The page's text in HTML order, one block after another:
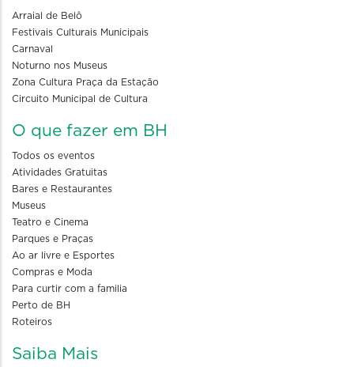
Arraial de Belô
Festivais Culturais Municipais
Carnaval
Noturno nos Museus
Zona Cultura Praça da Estação
Circuito Municipal de Cultura
O que fazer em BH
Todos os eventos
Atividades Gratuitas
Bares e Restaurantes
Museus
Teatro e Cinema
Parques e Praças
Ao ar livre e Esportes
Compras e Moda
Para curtir com a familia
Perto de BH
Roteiros
Saiba Mais